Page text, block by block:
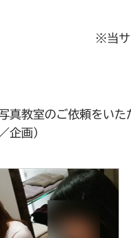
※当サ
真教室のご依頼をい
企画）